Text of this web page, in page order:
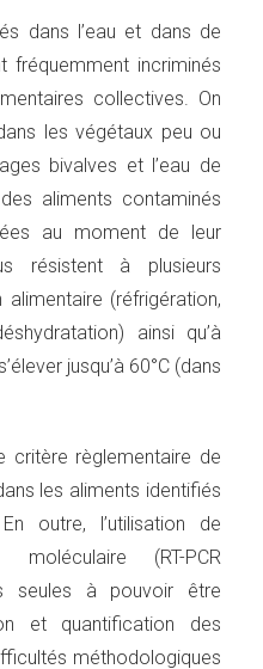
dans l’eau et dans de
fréquemment incriminés
collectives. On
les végétaux peu ou
bivalves et l’eau de
aliments contaminés
au moment de leur
résistent à plusieurs
(réfrigération,
ainsi qu’à
jusqu’à 60°C (dans
critère règlementaire de
les aliments identifiés
outre, l’utilisation de
(RT-PCR
seules à pouvoir être
et quantification des
méthodologiques